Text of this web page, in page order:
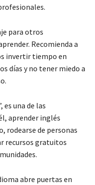
para otros
Recomienda a
invertir tiempo en
días y no tener miedo a
es una de las
aprender inglés
rodearse de personas
recursos gratuitos
abre puertas en